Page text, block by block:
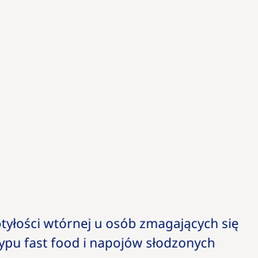
wtórnej u osób zmagających się
fast food i napojów słodzonych